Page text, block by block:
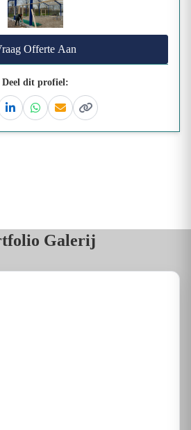
Offerte Aan
Deel dit profiel:
LinkedinWhatsapp
EmailKopieer link
Galerij